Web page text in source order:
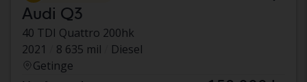
Audi Q3
40 TDI Quattro 200hk
2021
8 635 mil
Diesel
Getinge